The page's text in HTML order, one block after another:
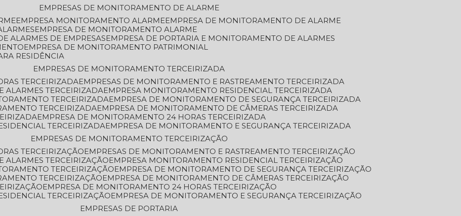
EMPRESAS DE MONITORAMENTO DE ALARME
EMPRESA MONITORAMENTO ALARME
EMPRESA DE MONITORAMENTO DE ALARME
EMPRESA DE MONITORAMENTO ALARME
ALARMES DE EMPRESAS
EMPRESA DE PORTARIA E MONITORAMENTO DE ALARMES
EMPRESA DE MONITORAMENTO PATRIMONIAL
RESIDÊNCIA
EMPRESAS DE MONITORAMENTO TERCEIRIZADA
TERCEIRIZADA
EMPRESAS DE MONITORAMENTO E RASTREAMENTO TERCEIRIZADA
ALARMES TERCEIRIZADA
EMPRESA MONITORAMENTO RESIDENCIAL TERCEIRIZADA
TERCEIRIZADA
EMPRESA DE MONITORAMENTO DE SEGURANÇA TERCEIRIZADA
TERCEIRIZADA
EMPRESA DE MONITORAMENTO DE CÂMERAS TERCEIRIZADA
EMPRESA DE MONITORAMENTO 24 HORAS TERCEIRIZADA
TERCEIRIZADA
EMPRESA DE MONITORAMENTO E SEGURANÇA TERCEIRIZADA
EMPRESAS DE MONITORAMENTO TERCEIRIZAÇÃO
TERCEIRIZAÇÃO
EMPRESAS DE MONITORAMENTO E RASTREAMENTO TERCEIRIZAÇÃO
ALARMES TERCEIRIZAÇÃO
EMPRESA MONITORAMENTO RESIDENCIAL TERCEIRIZAÇÃO
TERCEIRIZAÇÃO
EMPRESA DE MONITORAMENTO DE SEGURANÇA TERCEIRIZAÇÃO
TERCEIRIZAÇÃO
EMPRESA DE MONITORAMENTO DE CÂMERAS TERCEIRIZAÇÃO
EMPRESA DE MONITORAMENTO 24 HORAS TERCEIRIZAÇÃO
TERCEIRIZAÇÃO
EMPRESA DE MONITORAMENTO E SEGURANÇA TERCEIRIZAÇÃO
EMPRESAS DE PORTARIA